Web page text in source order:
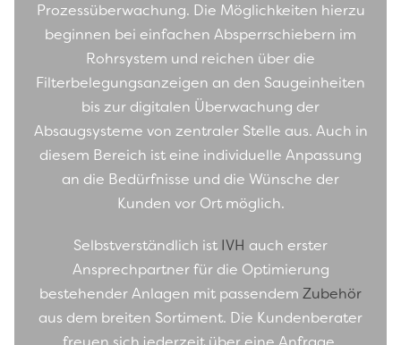
Prozessüberwachung. Die Möglichkeiten hierzu
beginnen bei einfachen Absperrschiebern im
Rohrsystem und reichen über die
Filterbelegungsanzeigen an den Saugeinheiten
bis zur digitalen Überwachung der
Absaugsysteme von zentraler Stelle aus. Auch in
diesem Bereich ist eine individuelle Anpassung
an die Bedürfnisse und die Wünsche der
Kunden vor Ort möglich.
Selbstverständlich ist IVH auch erster
Ansprechpartner für die Optimierung
bestehender Anlagen mit passendem Zubehör
aus dem breiten Sortiment. Die Kundenberater